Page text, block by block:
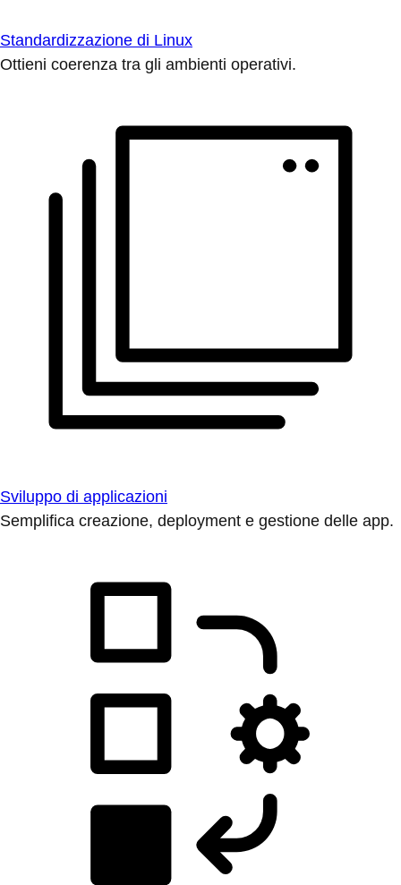
Standardizzazione di Linux
Ottieni coerenza tra gli ambienti operativi.
Sviluppo di applicazioni
Semplifica creazione, deployment e gestione delle app.